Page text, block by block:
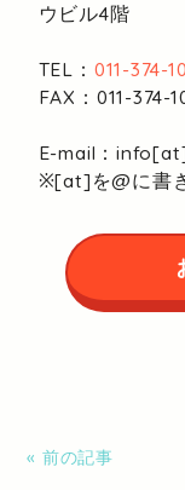
ウビル4階
TEL： 011-374-
FAX：011-374-
E-mail：
※[at]を@に書
« 前の記事